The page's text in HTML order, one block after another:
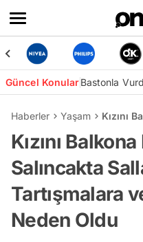
Güncel KonularBastonla
Haberler Yaşam Kızını
Kızını
Salıncakta
Tartışmalara
Neden Oldu